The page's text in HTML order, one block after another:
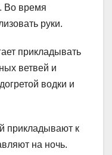
Во время
руки.
прикладывать
ветвей и
водки и
прикладывают к
на ночь.